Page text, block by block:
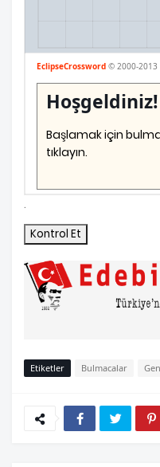
EclipseCrossword © 2000-2013
Hoşgeldiniz!
Başlamak için
tıklayın.
.
Kontrol Et
Etiketler Bulmacalar